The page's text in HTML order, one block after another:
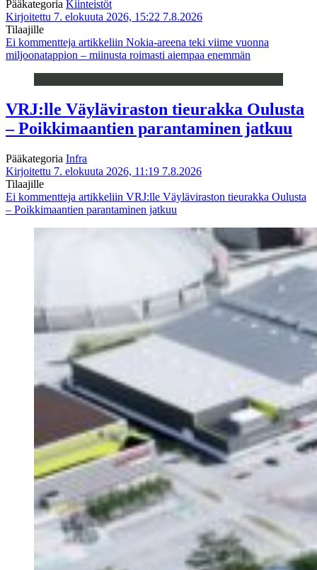
Pääkategoria Kiinteistöt
Kirjoitettu 7. elokuuta 2026, 15:22 7.8.2026
Tilaajille
Ei kommentteja artikkeliin Nokia-areena teki viime vuonna
miljoonatappion – miinusta roimasti aiempaa enemmän
VRJ:lle Väyläviraston tieurakka Oulusta
– Poikkimaantien parantaminen jatkuu
Pääkategoria Infra
Kirjoitettu 7. elokuuta 2026, 11:19 7.8.2026
Tilaajille
Ei kommentteja artikkeliin VRJ:lle Väyläviraston tieurakka Oulusta
– Poikkimaantien parantaminen jatkuu